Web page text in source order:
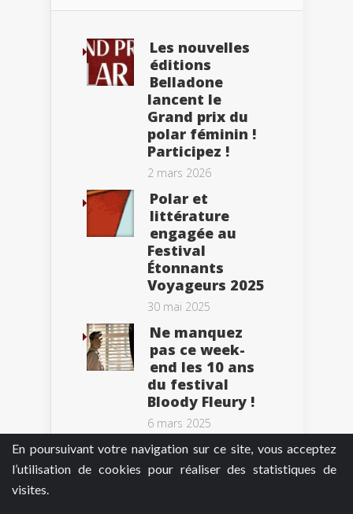
En poursuivant votre navigation sur ce site, vous acceptez
l’utilisation de cookies pour réaliser des statistiques de
visites.
Les nouvelles
éditions
Belladone
lancent le
Grand prix du
polar féminin !
Participez !
2 mars 2026
Polar et
littérature
engagée au
Festival
Étonnants
Voyageurs 2025
30 mai 2025
Ne manquez
pas ce week-
end les 10 ans
du festival
Bloody Fleury !
6 mars 2025